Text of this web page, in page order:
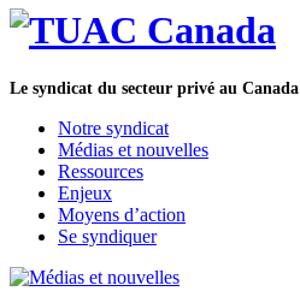
Le syndicat du secteur privé au Canada
Notre syndicat
Médias et nouvelles
Ressources
Enjeux
Moyens d’action
Se syndiquer